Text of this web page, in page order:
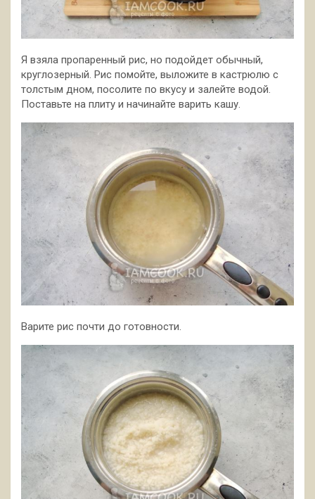
Я взяла пропаренный рис, но подойдет обычный,
круглозерный. Рис помойте, выложите в кастрюлю с
толстым дном, посолите по вкусу и залейте водой.
Поставьте на плиту и начинайте варить кашу.
Варите рис почти до готовности.